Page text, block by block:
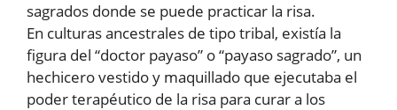
sagrados donde se puede practicar la risa.
En culturas ancestrales de tipo tribal, existía la
figura del “doctor payaso” o “payaso sagrado”, un
hechicero vestido y maquillado que ejecutaba el
poder terapéutico de la risa para curar a los